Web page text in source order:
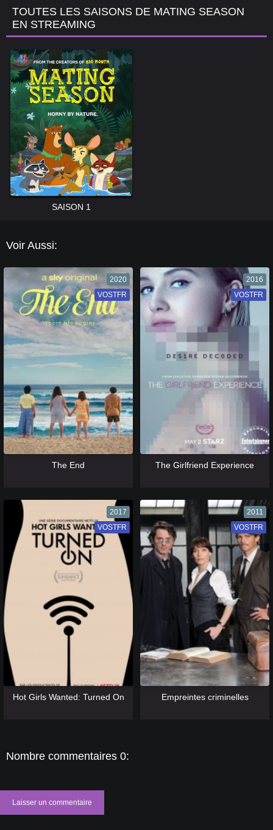
TOUTES LES SAISONS DE MATING SEASON
EN STREAMING
SAISON 1
Voir Aussi:
2020
VF
VOSTFR
The End
2016
VF
VOSTFR
The Girlfriend Experience
2017
VF
VOSTFR
Hot Girls Wanted: Turned On
2011
VF
VOSTFR
Empreintes criminelles
Nombre commentaires 0:
Laisser un commentaire